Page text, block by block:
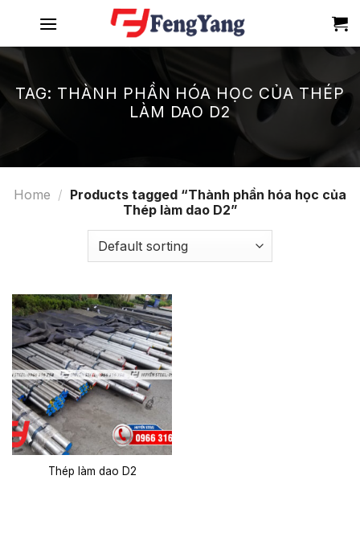
content
TAG: THÀNH PHẦN HÓA HỌC CỦA THÉP
LÀM DAO D2
Home / Products tagged “Thành phần hóa học của
Thép làm dao D2”
Thép làm dao D2